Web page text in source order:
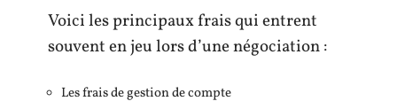
Voici les principaux frais qui entrent
souvent en jeu lors d’une négociation :
Les frais de gestion de compte